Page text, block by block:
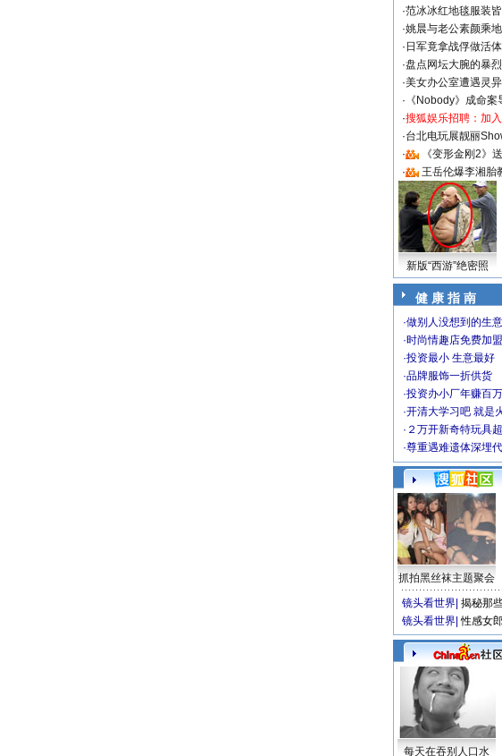
·范冰冰红地毯服装
·姚晨与老公素颜乘
· 日军竟拿战俘做活
·盘点网坛大腕的暴
·美女办公室遭遇灵
· 《Nobody》成命案
·搜狐娱乐招聘：加入
·台北电玩展靓丽
·
《变形金刚2》
·
王岳伦爆李湘胎
新版“西游”绝密照
健 康 指 南
·做别人没想到的生
·时尚情趣店免费加盟
·投资最小 生意最好
·品牌服饰一折供货
·投资办小厂年赚百万
·开清大学习吧 就是
· ２万开新奇特玩具
·尊重遇难遗体深埋
抓拍黑丝袜主题聚会
镜头看世界 揭秘那
镜头看世界 性感女
每天在吞别人口水